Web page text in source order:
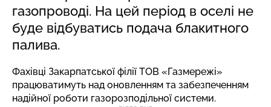
газопроводі. На цей період в оселі не
буде відбуватись подача блакитного
палива.
Фахівці Закарпатської філії ТОВ «Газмережі»
працюватимуть над оновленням та забезпеченням
надійної роботи газорозподільної системи.